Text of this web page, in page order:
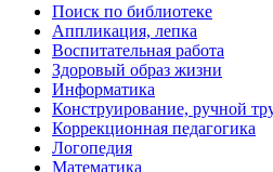
Поиск по библиотеке
Аппликация, лепка
Воспитательная работа
Здоровый образ жизни
Информатика
Конструирование, ручной
Коррекционная педагогика
Логопедия
Математика